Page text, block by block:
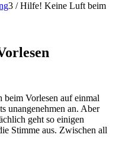
3 / Hilfe! Keine Luft beim
beim Vorlesen auf einmal
unangenehmen an. Aber
geht so einigen
Stimme aus. Zwischen all